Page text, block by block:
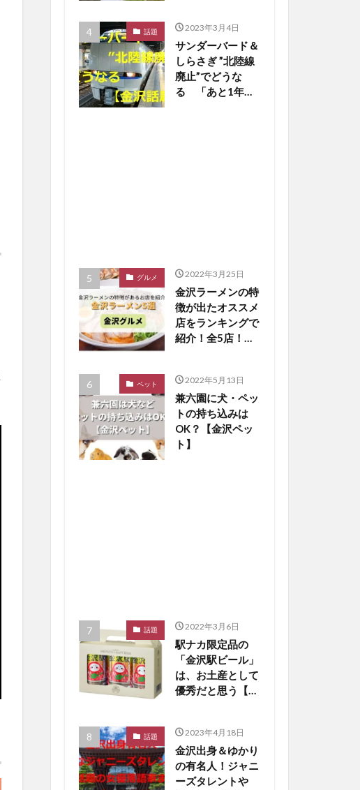
話題 2023年3月4日
サンダーバード＆
しらさぎ ”北陸線
廃止”でどうな
る 「あと1年
グルメ 2022年3月25日
金沢ラーメンの特
徴が出たオススメ
店をランキングで
紹介！全5店！
ペット 2022年5月13日
兼六園に犬・ペッ
トの持ち込みは
OK？【金沢ペッ
ト】
話題 2022年3月6日
駅ナカ限定品の
「金沢駅ビール」
は、お土産として
優秀だと思う【か
話題 2023年4月18日
金沢出身＆ゆかり
の有名人！ジャニ
ーズタレントや